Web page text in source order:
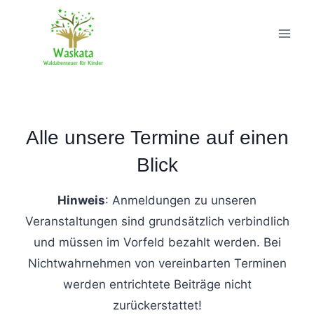
Alle unsere Termine auf einen
Blick
Hinweis: Anmeldungen zu unseren
Veranstaltungen sind grundsätzlich verbindlich
und müssen im Vorfeld bezahlt werden. Bei
Nichtwahrnehmen von vereinbarten Terminen
werden entrichtete Beiträge nicht
zurückerstattet!